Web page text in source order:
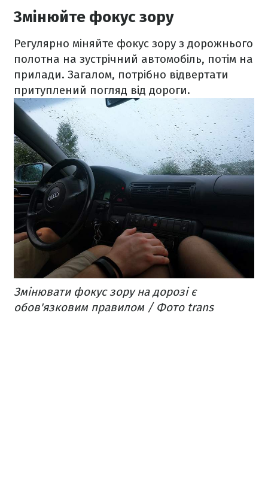
Змінюйте фокус зору
Регулярно міняйте фокус зору з дорожнього
полотна на зустрічний автомобіль, потім на
прилади. Загалом, потрібно відвертати
притуплений погляд від дороги.
Змінювати фокус зору на дорозі є
обов'язковим правилом / Фото trans